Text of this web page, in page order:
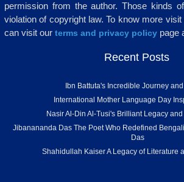
permission from the author. Those kinds
violation of copyright law. To know more visit
can visit our terms and privacy policy page
Recent Posts
Ibn Battuta's Incredible Journey
International Mother Language Day
Nasir Al-Din Al-Tusi's Brilliant Legacy
Jibanananda Das The Poet Who Redefined
Das
Shahidullah Kaiser A Legacy of Literature